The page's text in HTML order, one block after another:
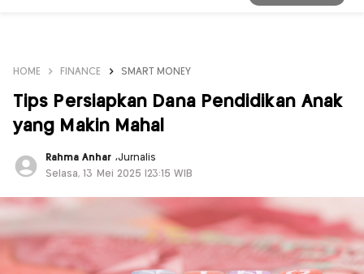
HOME FINANCE SMART MONEY
Tips Persiapkan Dana Pendidikan Anak
yang Makin Mahal
Rahma Anhar ,Jurnalis
Selasa, 13 Mei 2025 |23:15 WIB